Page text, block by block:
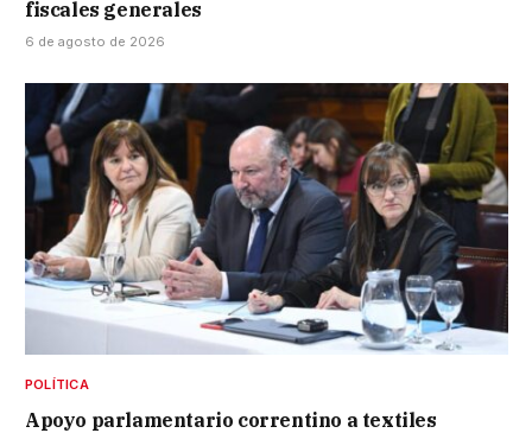
fiscales generales
6 de agosto de 2026
POLÍTICA
Apoyo parlamentario correntino a textiles